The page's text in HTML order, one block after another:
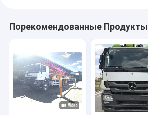
Порекомендованные Продукты